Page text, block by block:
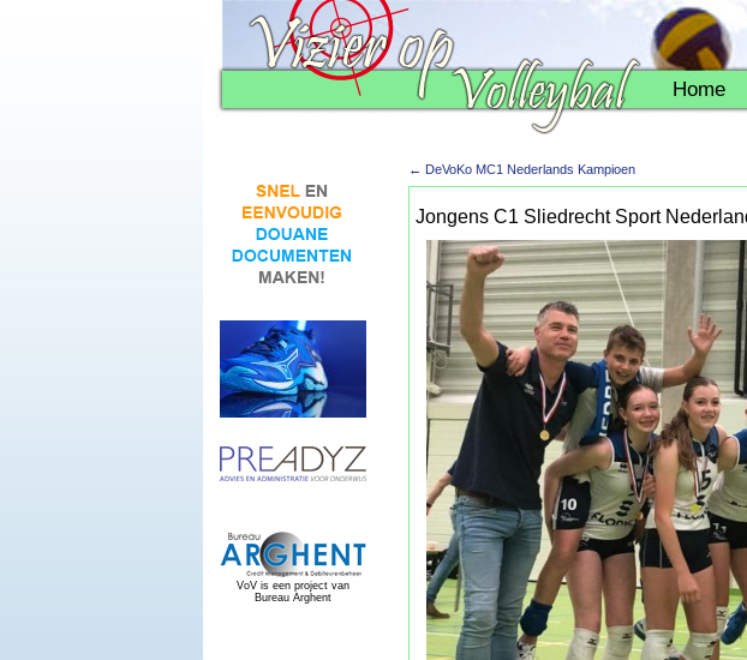
Home
VoV is een project van
Bureau Arghent
← DeVoKo MC1 Nederlands Kampioen
Jongens C1 Sliedrecht Sport